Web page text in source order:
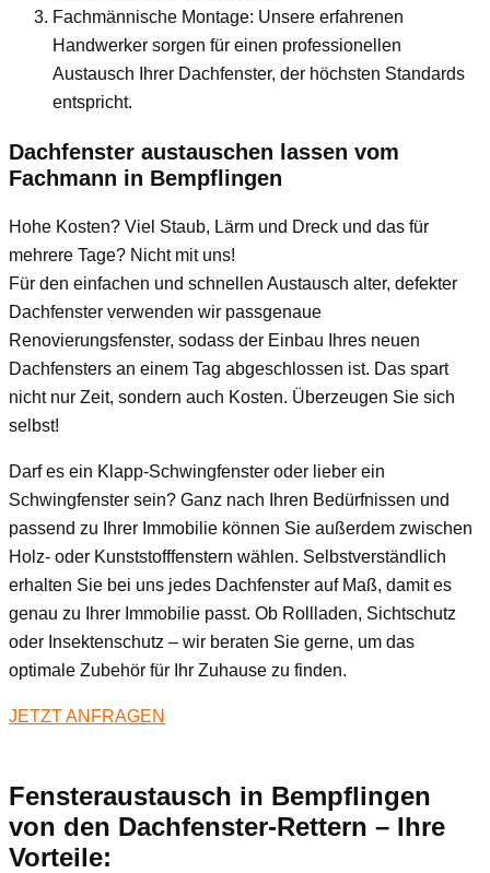
Fachmännische Montage: Unsere erfahrenen
Handwerker sorgen für einen professionellen
Austausch Ihrer Dachfenster, der höchsten Standards
entspricht.
Dachfenster austauschen lassen vom
Fachmann in Bempflingen
Hohe Kosten? Viel Staub, Lärm und Dreck und das für
mehrere Tage? Nicht mit uns!
Für den einfachen und schnellen Austausch alter, defekter
Dachfenster verwenden wir passgenaue
Renovierungsfenster, sodass der Einbau Ihres neuen
Dachfensters an einem Tag abgeschlossen ist. Das spart
nicht nur Zeit, sondern auch Kosten. Überzeugen Sie sich
selbst!
Darf es ein Klapp-Schwingfenster oder lieber ein
Schwingfenster sein? Ganz nach Ihren Bedürfnissen und
passend zu Ihrer Immobilie können Sie außerdem zwischen
Holz- oder Kunststofffenstern wählen. Selbstverständlich
erhalten Sie bei uns jedes Dachfenster auf Maß, damit es
genau zu Ihrer Immobilie passt. Ob Rollladen, Sichtschutz
oder Insektenschutz – wir beraten Sie gerne, um das
optimale Zubehör für Ihr Zuhause zu finden.
JETZT ANFRAGEN
Fensteraustausch in Bempflingen
von den Dachfenster-Rettern – Ihre
Vorteile: